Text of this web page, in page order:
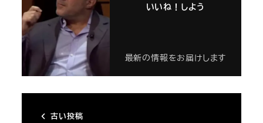
いいね！しよう
最新の情報をお届けします
古い投稿